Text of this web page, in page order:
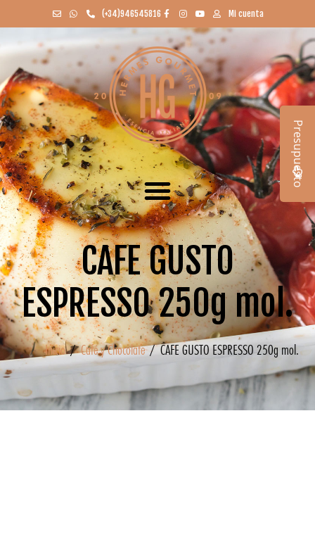
(+34)946545816 Mi cuenta
CAFE GUSTO
ESPRESSO 250g mol.
Inicio/Café y Chocolate/ CAFE GUSTO ESPRESSO 250g mol.
Presupuesto